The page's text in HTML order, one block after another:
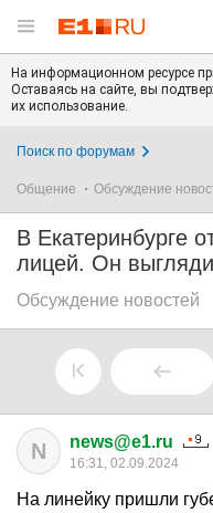
На информационном ресурсе
Оставаясь на сайте, вы
их использование.
Поиск по форумам
Общение Обсуждение
В Екатеринбурге
лицей. Он
Обсуждение новостей
N news@e1.ru
16:31, 02.09.2024
На линейку пришли